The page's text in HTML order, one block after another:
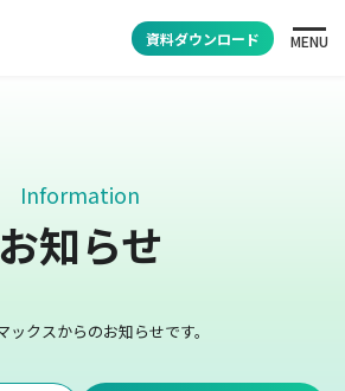
資料ダウンロード MENU
Information
お知らせ
ックスからのお知らせです。